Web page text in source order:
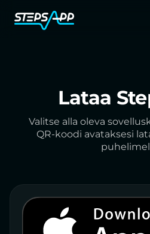
Lataa
Valitse alla oleva
QR-koodi avataksesi